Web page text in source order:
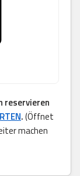
reservieren
.(Öffnet
machen